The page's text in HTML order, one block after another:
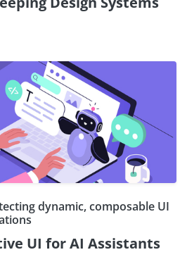
dynamic, composable UI
UI for AI Assistants